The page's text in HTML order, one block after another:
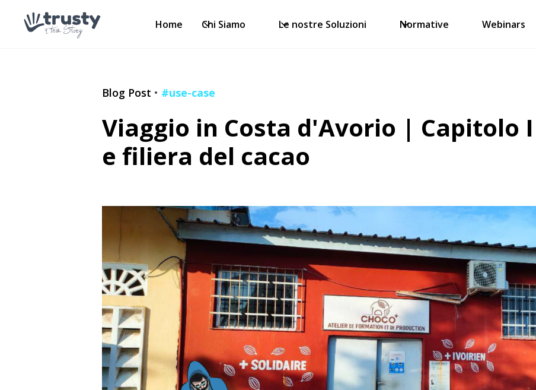
Home Chi Siamo Le nostre Soluzioni Normative Webinars
Blog Post • #use-case
Viaggio in Costa d'Avorio | Capitolo
e filiera del cacao